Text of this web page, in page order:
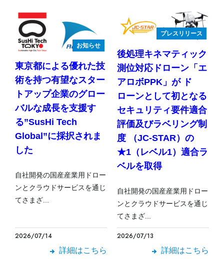
お知らせ
東京都による優れた技
術を持つ有望なスター
トアップ企業のグロー
バルな成長を支援す
る”SusHi Tech
Global”に採択されま
した
自社開発の国産産業用ドロー
ンとクラウドサービスを通じ
てさまざ...
2026/07/14
詳細はこちら
プレスリリース
後処理キネマティック
測位対応ドローン「エ
アロボPPK」が ド
ローンとして初となる
セキュリティ要件適合
評価及びラベリング制
度 （JC-STAR）の
★1（レベル1）適合ラ
ベルを取得
自社開発の国産産業用ドロー
ンとクラウドサービスを通じ
てさまざ...
2026/07/13
詳細はこちら